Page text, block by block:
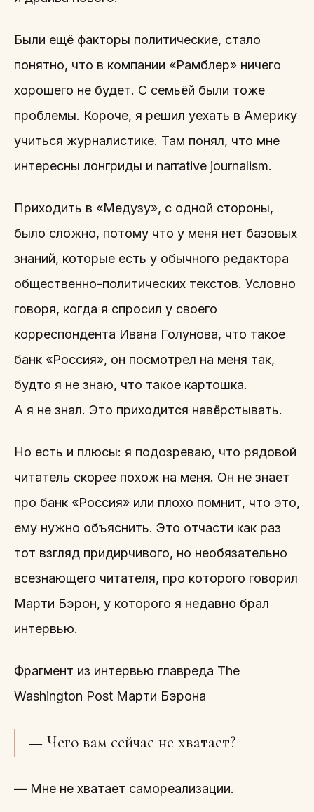
Были ещё факторы политические, стало
понятно, что в компании «Рамблер» ничего
хорошего не будет. С семьёй были тоже
проблемы. Короче, я решил уехать в Америку
учиться журналистике. Там понял, что мне
интересны лонгриды и narrative journalism.
Приходить в «Медузу», с одной стороны,
было сложно, потому что у меня нет базовых
знаний, которые есть у обычного редактора
общественно-политических текстов. Условно
говоря, когда я спросил у своего
корреспондента Ивана Голунова, что такое
банк «Россия», он посмотрел на меня так,
будто я не знаю, что такое картошка.
А я не знал. Это приходится навёрстывать.
Но есть и плюсы: я подозреваю, что рядовой
читатель скорее похож на меня. Он не знает
про банк «Россия» или плохо помнит, что это,
ему нужно объяснить. Это отчасти как раз
тот взгляд придирчивого, но необязательно
всезнающего читателя, про которого говорил
Марти Бэрон, у которого я недавно брал
интервью.
Фрагмент из интервью главреда The
Washington Post Марти Бэрона
— Чего вам сейчас не хватает?
— Мне не хватает самореализации.